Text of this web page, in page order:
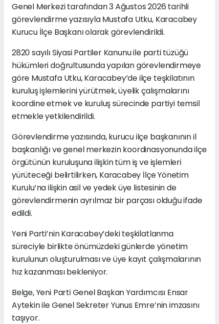
Genel Merkezi tarafından 3 Ağustos 2026 tarihli
görevlendirme yazısıyla Mustafa Utku, Karacabey
Kurucu İlçe Başkanı olarak görevlendirildi.
2820 sayılı Siyasi Partiler Kanunu ile parti tüzüğü
hükümleri doğrultusunda yapılan görevlendirmeye
göre Mustafa Utku, Karacabey’de ilçe teşkilatının
kuruluş işlemlerini yürütmek, üyelik çalışmalarını
koordine etmek ve kuruluş sürecinde partiyi temsil
etmekle yetkilendirildi.
Görevlendirme yazısında, kurucu ilçe başkanının il
başkanlığı ve genel merkezin koordinasyonunda ilçe
örgütünün kuruluşuna ilişkin tüm iş ve işlemleri
yürüteceği belirtilirken, Karacabey İlçe Yönetim
Kurulu’na ilişkin asil ve yedek üye listesinin de
görevlendirmenin ayrılmaz bir parçası olduğu ifade
edildi.
Yeni Parti’nin Karacabey’deki teşkilatlanma
süreciyle birlikte önümüzdeki günlerde yönetim
kurulunun oluşturulması ve üye kayıt çalışmalarının
hız kazanması bekleniyor.
Belge, Yeni Parti Genel Başkan Yardımcısı Ensar
Aytekin ile Genel Sekreter Yunus Emre’nin imzasını
taşıyor.